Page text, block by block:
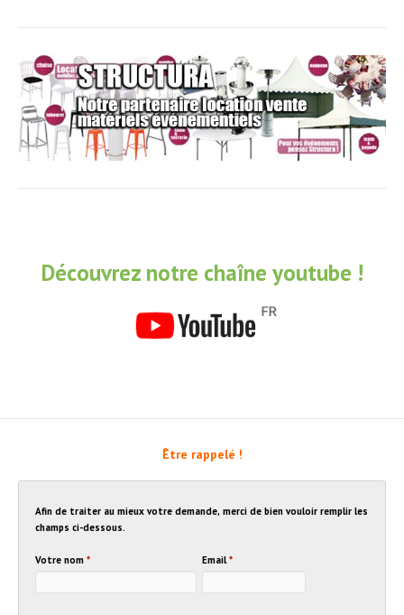
Découvrez notre chaîne youtube !
Être rappelé !
Afin de traiter au mieux votre demande, merci de bien vouloir remplir les
champs ci-dessous.
Votre nom * Email*